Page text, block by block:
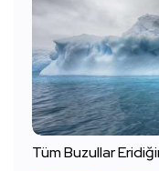
Tüm Buzullar